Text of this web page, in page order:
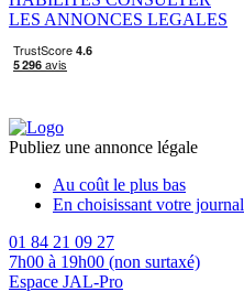
LES ANNONCES LEGALES
Publiez une annonce légale
Au coût le plus bas
En choisissant votre journal
01 84 21 09 27
7h00 à 19h00 (non surtaxé)
Espace JAL-Pro